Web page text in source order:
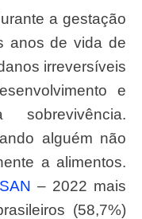
anos de vida de
irreversíveis
e
alguém não
a alimentos.
– 2022 mais
(58,7%)